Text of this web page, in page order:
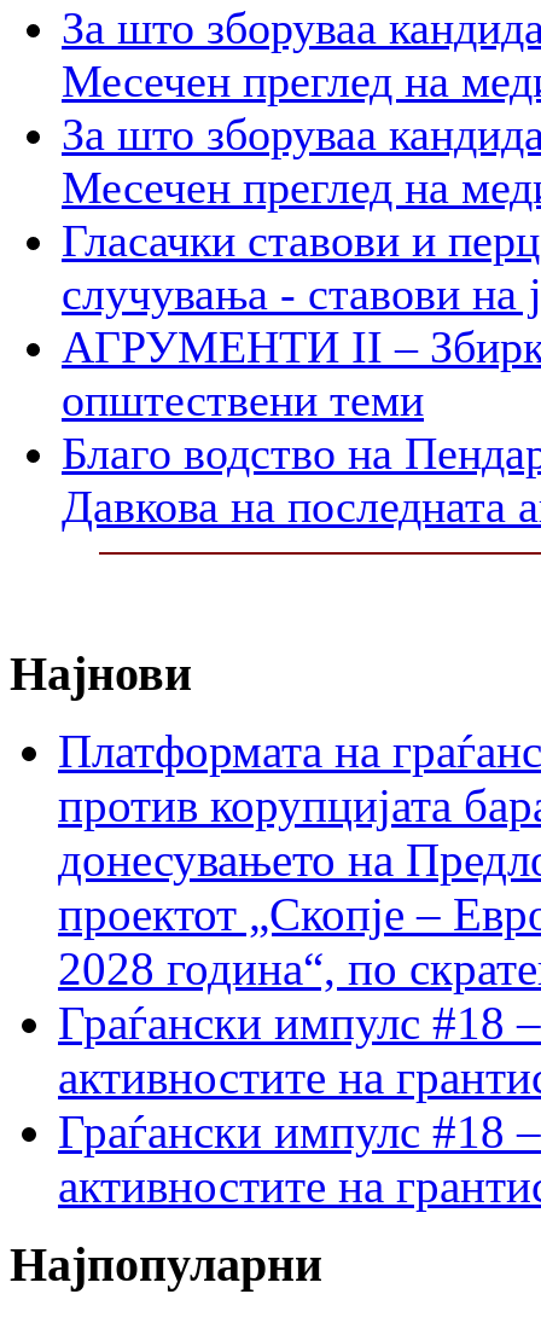
За што зборуваа
Месечен преглед на
За што зборуваа
Месечен преглед на
Гласачки ставови и
случувања - ставови на
АГРУМЕНТИ II –
општествени теми
Благо водство на
Давкова на последната
Најнови
Платформата на
против корупцијата
донесувањето на
проектот „Скопје –
2028 година“, по
Граѓански импулс #18
активностите на
Граѓански импулс #18
активностите на
Најпопуларни